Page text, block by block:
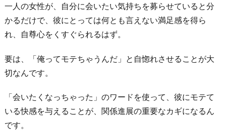
一人の女性が、自分に会いたい気持ちを募らせていると分
かるだけで、彼にとっては何とも言えない満足感を得ら
れ、自尊心をくすぐられるはず。
要は、「俺ってモテちゃうんだ」と自惚れさせることが大
切なんです。
「会いたくなっちゃった」のワードを使って、彼にモテて
いる快感を与えることが、関係進展の重要なカギになるん
です。